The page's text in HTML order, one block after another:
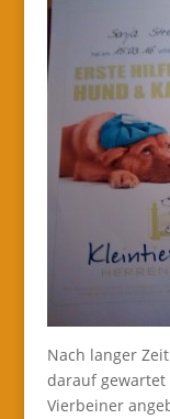
Nach langer
darauf gewartet
Vierbeiner